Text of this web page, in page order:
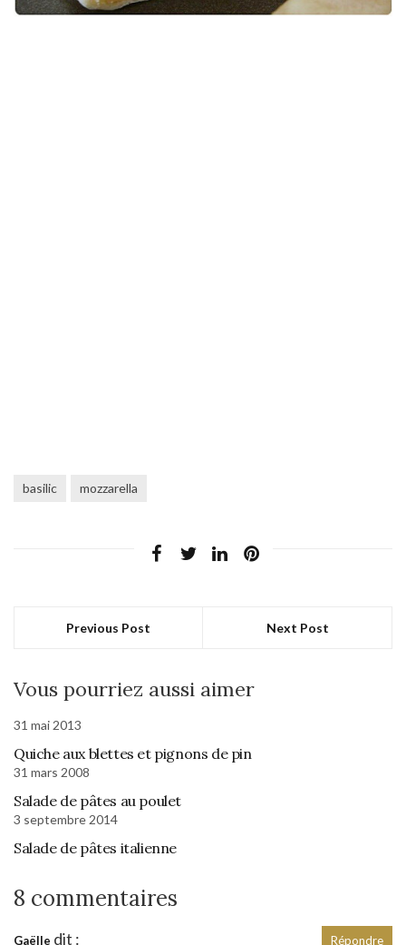
basilic mozzarella
Previous Post Next Post
Vous pourriez aussi aimer
31 mai 2013
Quiche aux blettes et pignons de pin
31 mars 2008
Salade de pâtes au poulet
3 septembre 2014
Salade de pâtes italienne
8 commentaires
Gaëlle dit : Répondre